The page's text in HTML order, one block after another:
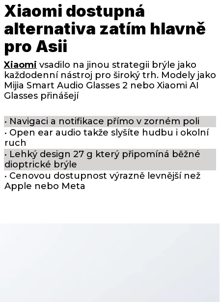
Xiaomi dostupná
alternativa zatím hlavně
pro Asii
Xiaomi vsadilo na jinou strategii brýle jako
každodenní nástroj pro široký trh. Modely jako
Mijia Smart Audio Glasses 2 nebo Xiaomi AI
Glasses přinášejí
• Navigaci a notifikace přímo v zorném poli
• Open ear audio takže slyšíte hudbu i okolní
ruch
• Lehký design 27 g který připomíná běžné
dioptrické brýle
• Cenovou dostupnost výrazně levnější než
Apple nebo Meta